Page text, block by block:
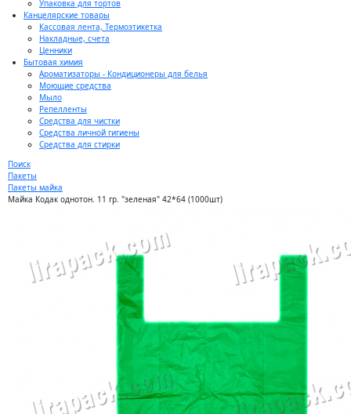
Упаковка для тортов
Канцелярские товары
Кассовая лента, Термоэтикетка
Накладные, счета
Ценники
Бытовая химия
Ароматизаторы - Кондиционеры для белья
Моющие средства
Мыло
Репелленты
Средства для чистки
Средства личной гигиены
Средства для стирки
Поиск
Пакеты
Пакеты майка
Майка Кодак однотон. 11 гр. "зеленая" 42*64 (1000шт)